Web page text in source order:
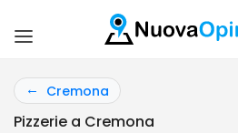
Cremona
Pizzerie a Cremona